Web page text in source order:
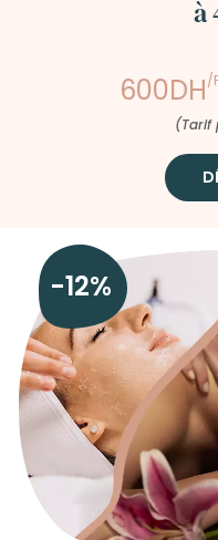
à
600DH/
(Tarif
-12%